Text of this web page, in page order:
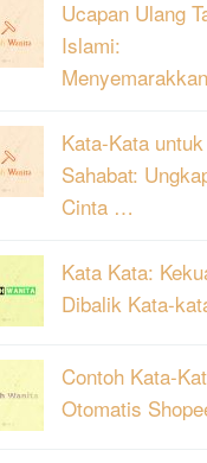
Ucapan Ulang
Islami:
Kata-Kata untuk
Sahabat:
Cinta …
Kata Kata:
Dibalik Kata-
Contoh Kata-
Otomatis